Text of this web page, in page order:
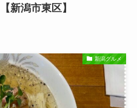
新潟市東区】
新潟グルメ